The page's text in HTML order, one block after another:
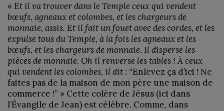
« Et il va trouver dans le Temple ceux qui vendent
bœufs, agneaux et colombes, et les chargeurs de
monnaie, assis. Et il fait un fouet avec des cordes, et les
expulse tous du Temple, à la fois les agneaux et les
bœufs, et les chargeurs de monnaie. Il disperse les
pièces de monnaie. Oh il renverse les tables ! À ceux
qui vendent les colombes, il dit : “Enlevez ça d’ici ! Ne
faites pas de la maison de mon père une maison de
commerce !” » Cette colère de Jésus (ici dans
l’Évangile de Jean) est célèbre. Comme, dans